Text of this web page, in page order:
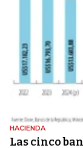
HACIENDA
Las cinco